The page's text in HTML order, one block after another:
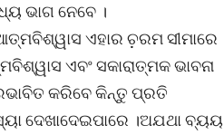
ଭାଗ ନେବେ ।
ଏହାର ଚ଼ରମ ସୀମାରେ
ଏବଂ ସକାରାତ୍ମକ ଭାବନା
କରିବେ କିନ୍ତୁ ପ୍ରତି
ଦେଖାଦେଇପାରେ ।ଅଯଥା ବ୍ୟୟ